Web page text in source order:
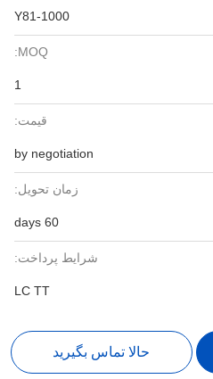
Y81-1000
MOQ:
قیمت:
by negotiation
زمان تحویل:
60 days
شرایط پرداخت:
LC TT
حالا تماس بگیرید